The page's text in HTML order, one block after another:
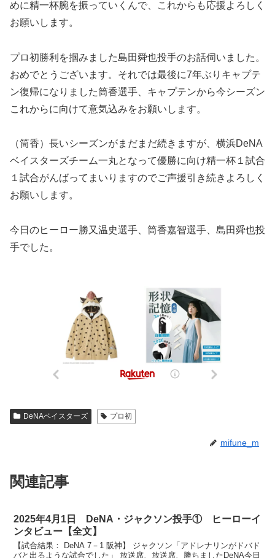
めに精一杯腕を振っていくんで、これからも応援よろしく
お願いします。
プロ初勝利を掴みました島田舜也投手のお話伺いました。
おめでとうございます。それでは最後に7年ぶりキャプテ
ン復帰になりました筒香選手、キャプテンから今シーズン
これからに向けて意気込みをお願いします。
（筒香）長いシーズンがまだまだ続きますが、横浜DeNA
ベイスターズチーム一丸となって優勝に向け精一杯１試合
１試合がんばってまいりますのでご声援引き続きよろしく
お願いします。
今日のヒーロー勝又温史選手、筒香嘉智選手、島田舜也投
手でした。
DeNAベイスターズ プロ初
mifune_m
関連記事
2025年4月1日 DeNA・ジャクソン投手① ヒーローイ
ンタビュー【全文】
【試合結果： DeNA 7－1 阪神】 ジャクソン「アドレナリンがドバド
バと出るような試合でした」 放送席、放送席、勝ちましたDeNA今日